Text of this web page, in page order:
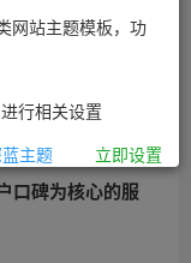
爸爸去哪儿》第
系。同程旅游
游将基于无线互
口碑为核心的服
网站主题模板，功
行相关设置
主题 立即设置